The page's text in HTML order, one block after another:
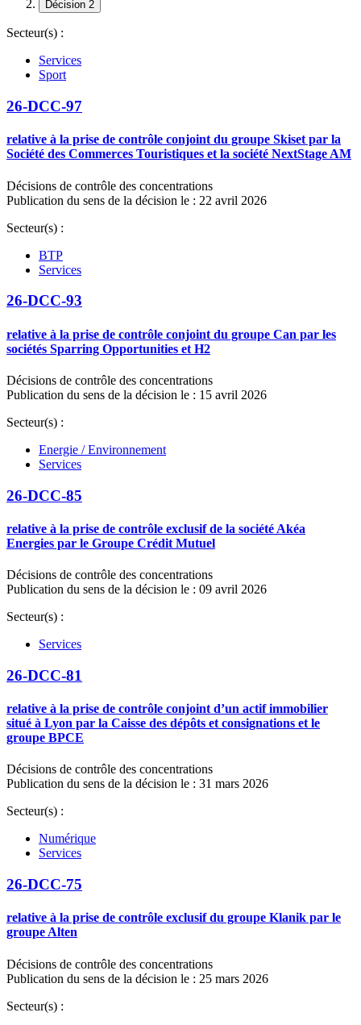
Décision 2
Secteur(s) :
Services
Sport
26-DCC-97
relative à la prise de contrôle conjoint du groupe Skiset par la
Société des Commerces Touristiques et la société NextStage AM
Décisions de contrôle des concentrations
Publication du sens de la décision le : 22 avril 2026
Secteur(s) :
BTP
Services
26-DCC-93
relative à la prise de contrôle conjoint du groupe Can par les
sociétés Sparring Opportunities et H2
Décisions de contrôle des concentrations
Publication du sens de la décision le : 15 avril 2026
Secteur(s) :
Energie / Environnement
Services
26-DCC-85
relative à la prise de contrôle exclusif de la société Akéa
Energies par le Groupe Crédit Mutuel
Décisions de contrôle des concentrations
Publication du sens de la décision le : 09 avril 2026
Secteur(s) :
Services
26-DCC-81
relative à la prise de contrôle conjoint d’un actif immobilier
situé à Lyon par la Caisse des dépôts et consignations et le
groupe BPCE
Décisions de contrôle des concentrations
Publication du sens de la décision le : 31 mars 2026
Secteur(s) :
Numérique
Services
26-DCC-75
relative à la prise de contrôle exclusif du groupe Klanik par le
groupe Alten
Décisions de contrôle des concentrations
Publication du sens de la décision le : 25 mars 2026
Secteur(s) :